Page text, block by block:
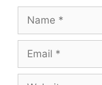
Name
Email
Website